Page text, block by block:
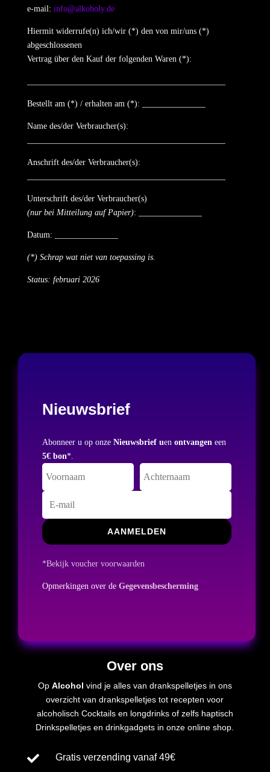
e-mail: info@alkoholy.de
Hiermit widerrufe(n) ich/wir (*) den von mir/uns (*)
abgeschlossenen
Vertrag über den Kauf der folgenden Waren (*):
Bestellt am (*) / erhalten am (*): _______________
Name des/der Verbraucher(s):
Anschrift des/der Verbraucher(s):
Unterschrift des/der Verbraucher(s)
(nur bei Mitteilung auf Papier): _______________
Datum: _______________
(*) Schrap wat niet van toepassing is.
Status: februari 2026
Nieuwsbrief
Abonneer u op onze Nieuwsbrief uen ontvangeneen
5€ bon*.
AANMELDEN
*Bekijk voucher voorwaarden
Opmerkingen over de Gegevensbescherming
Over ons
Op Alcohol vind je alles van drankspelletjes in ons
overzicht van drankspelletjes tot recepten voor
alcoholisch Cocktails en longdrinks of zelfs haptisch
Drinkspelletjes en drinkgadgets in onze online shop.
 Gratis verzending vanaf 49€